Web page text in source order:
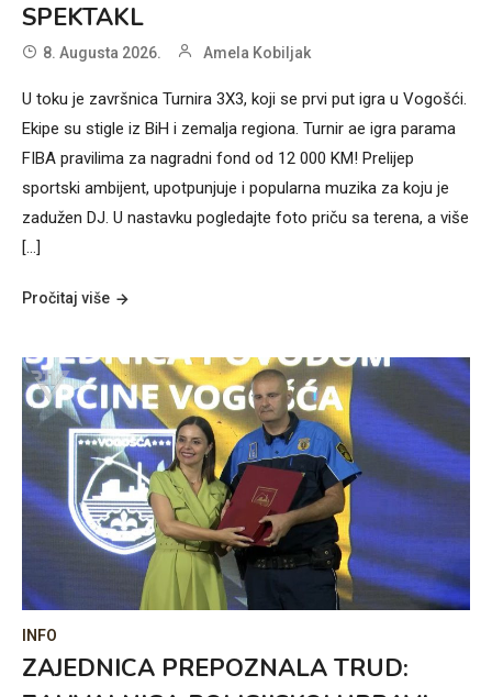
SPEKTAKL
8. Augusta 2026. Amela Kobiljak
U toku je završnica Turnira 3X3, koji se prvi put igra u Vogošći.
Ekipe su stigle iz BiH i zemalja regiona. Turnir ae igra parama
FIBA pravilima za nagradni fond od 12 000 KM! Prelijep
sportski ambijent, upotpunjuje i popularna muzika za koju je
zadužen DJ. U nastavku pogledajte foto priču sa terena, a više
[…]
Pročitaj više
INFO
ZAJEDNICA PREPOZNALA TRUD: